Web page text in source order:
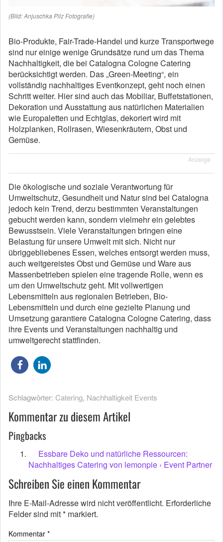
(Bild: Anjuschka Pilz Fotografie)
Bio-Produkte, Fair-Trade-Handel und kurze Transportwege
sind nur einige wenige Grundsätze rund um das Thema
Nachhaltigkeit, die bei Catalogna Cologne Catering
berücksichtigt werden. Das „Green-Meeting“, ein
vollständig nachhaltiges Eventkonzept, geht noch einen
Schritt weiter. Hier sind auch das Mobiliar, Buffetstationen,
Dekoration und Ausstattung aus natürlichen Materialien
wie Europaletten und Echtglas, dekoriert wird mit
Holzplanken, Rollrasen, Wiesenkräutern, Obst und
Gemüse.
Anzeige
Die ökologische und soziale Verantwortung für
Umweltschutz, Gesundheit und Natur sind bei Catalogna
jedoch kein Trend, derzu bestimmten Veranstaltungen
gebucht werden kann, sondern vielmehr ein gelebtes
Bewusstsein. Viele Veranstaltungen bringen eine
Belastung für unsere Umwelt mit sich. Nicht nur
übriggebliebenes Essen, welches entsorgt werden muss,
auch weitgereistes Obst und Gemüse und Ware aus
Massenbetrieben spielen eine tragende Rolle, wenn es
um den Umweltschutz geht. Mit vollwertigen
Lebensmitteln aus regionalen Betrieben, Bio-
Lebensmitteln und durch eine gezielte Planung und
Umsetzung garantiere Catalogna Cologne Catering, dass
ihre Events und Veranstaltungen nachhaltig und
umweltgerecht stattfinden.
Schlagwörter: Catering, Nachhaltigkeit Events
Kommentar zu diesem Artikel
Pingbacks
Essbare Deko und natürliche Ressourcen:
Nachhaltiges Catering von lemonpie › Event Partner
Schreiben Sie einen Kommentar
Ihre E-Mail-Adresse wird nicht veröffentlicht. Erforderliche
Felder sind mit* markiert.
Kommentar *